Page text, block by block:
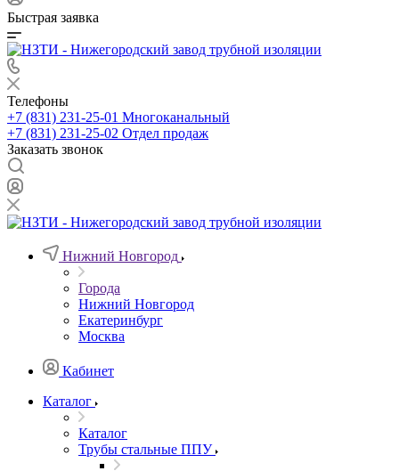
Быстрая заявка
Телефоны
+7 (831) 231-25-01 Многоканальный
+7 (831) 231-25-02 Отдел продаж
Заказать звонок
Нижний Новгород
Города
Нижний Новгород
Екатеринбург
Москва
Кабинет
Каталог
Каталог
Трубы стальные ППУ